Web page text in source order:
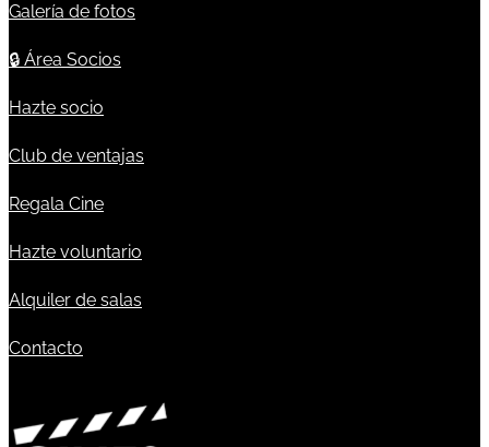
Galería de fotos
🔒 Área Socios
Hazte socio
Club de ventajas
Regala Cine
Hazte voluntario
Alquiler de salas
Contacto